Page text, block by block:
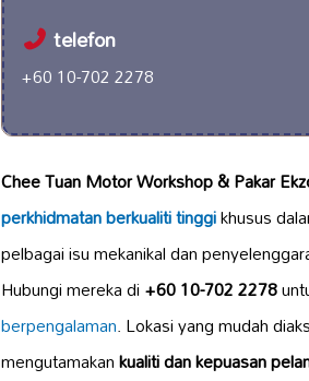
telefon
+60 10-702 2278
Chee Tuan Motor Workshop & Pakar
perkhidmatan berkualiti tinggikhusus
pelbagai isu mekanikal dan
Hubungi mereka di+60 10-702 2278
berpengalaman. Lokasi yang mudah
mengutamakankualiti dan kepuasan